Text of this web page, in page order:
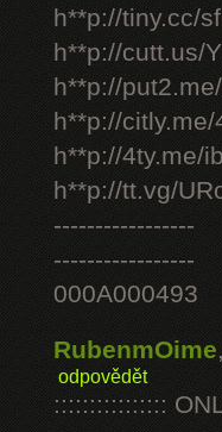
h**p://tiny.cc/
h**p://cutt.us/
h**p://
h**p://
h**p://4ty.me/
h**p://tt.vg/
-----------------
-----------------
000A000493
RubenmOime,
odpovědět
::::::::::::::::